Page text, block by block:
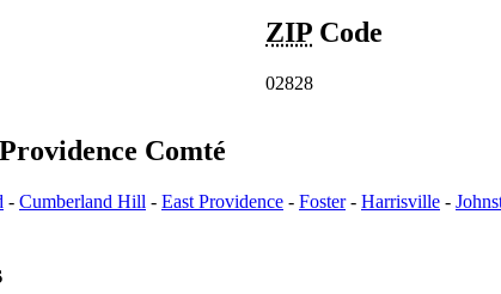
ZIP Code
02828
Comté
- Cumberland Hill - East Providence - Foster- Harrisville -